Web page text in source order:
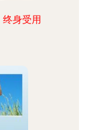
身受用